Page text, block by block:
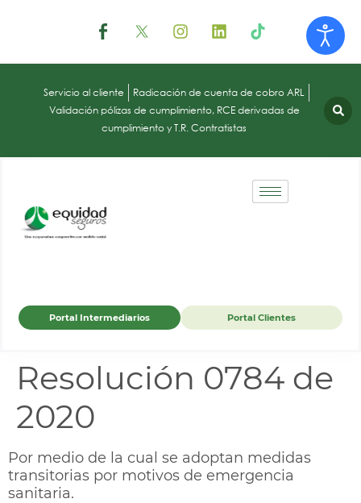
Servicio al cliente
Radicación de cuenta de cobro ARL
Validación pólizas de cumplimiento, RCE derivadas de
cumplimiento y T.R. Contratistas
Portal Intermediarios Portal Clientes
Resolución 0784 de
2020
Por medio de la cual se adoptan medidas
transitorias por motivos de emergencia
sanitaria.